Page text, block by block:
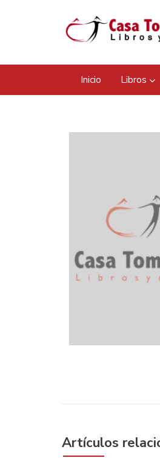
Inicio Libros
Artículos